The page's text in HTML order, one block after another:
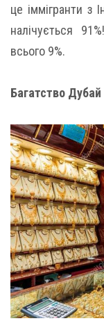
це іммігранти з
налічується
всього 9%.
Багатство